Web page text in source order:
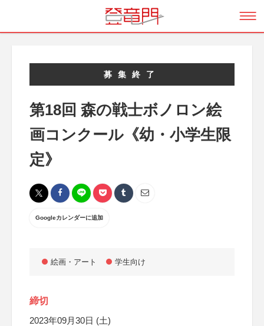
募集終了
第18回 森の戦士ボノロン絵
画コンクール《幼・小学生限
定》
Googleカレンダーに追加
絵画・アート 学生向け
締切
2023年09月30日 (土)